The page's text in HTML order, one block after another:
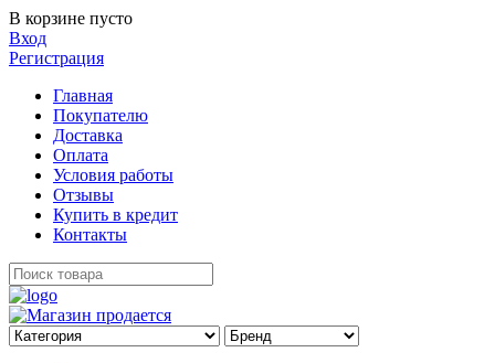
В корзине пусто
Вход
Регистрация
Главная
Покупателю
Доставка
Оплата
Условия работы
Отзывы
Купить в кредит
Контакты